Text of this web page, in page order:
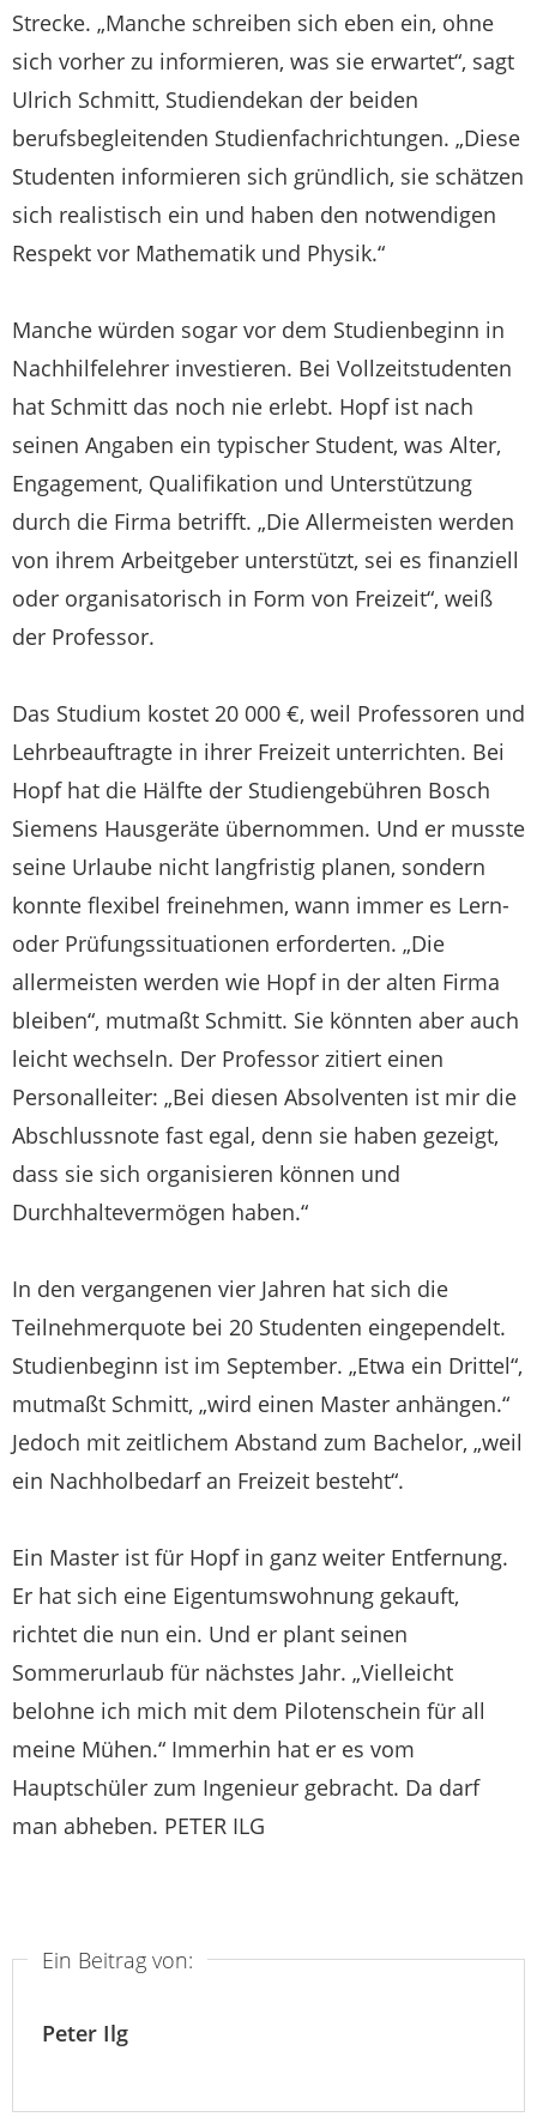
Strecke. „Manche schreiben sich eben ein, ohne
sich vorher zu informieren, was sie erwartet“, sagt
Ulrich Schmitt, Studiendekan der beiden
berufsbegleitenden Studienfachrichtungen. „Diese
Studenten informieren sich gründlich, sie schätzen
sich realistisch ein und haben den notwendigen
Respekt vor Mathematik und Physik.“
Manche würden sogar vor dem Studienbeginn in
Nachhilfelehrer investieren. Bei Vollzeitstudenten
hat Schmitt das noch nie erlebt. Hopf ist nach
seinen Angaben ein typischer Student, was Alter,
Engagement, Qualifikation und Unterstützung
durch die Firma betrifft. „Die Allermeisten werden
von ihrem Arbeitgeber unterstützt, sei es finanziell
oder organisatorisch in Form von Freizeit“, weiß
der Professor.
Das Studium kostet 20 000 €, weil Professoren und
Lehrbeauftragte in ihrer Freizeit unterrichten. Bei
Hopf hat die Hälfte der Studiengebühren Bosch
Siemens Hausgeräte übernommen. Und er musste
seine Urlaube nicht langfristig planen, sondern
konnte flexibel freinehmen, wann immer es Lern-
oder Prüfungssituationen erforderten. „Die
allermeisten werden wie Hopf in der alten Firma
bleiben“, mutmaßt Schmitt. Sie könnten aber auch
leicht wechseln. Der Professor zitiert einen
Personalleiter: „Bei diesen Absolventen ist mir die
Abschlussnote fast egal, denn sie haben gezeigt,
dass sie sich organisieren können und
Durchhaltevermögen haben.“
In den vergangenen vier Jahren hat sich die
Teilnehmerquote bei 20 Studenten eingependelt.
Studienbeginn ist im September. „Etwa ein Drittel“,
mutmaßt Schmitt, „wird einen Master anhängen.“
Jedoch mit zeitlichem Abstand zum Bachelor, „weil
ein Nachholbedarf an Freizeit besteht“.
Ein Master ist für Hopf in ganz weiter Entfernung.
Er hat sich eine Eigentumswohnung gekauft,
richtet die nun ein. Und er plant seinen
Sommerurlaub für nächstes Jahr. „Vielleicht
belohne ich mich mit dem Pilotenschein für all
meine Mühen.“ Immerhin hat er es vom
Hauptschüler zum Ingenieur gebracht. Da darf
man abheben. PETER ILG
Ein Beitrag von:
Peter Ilg